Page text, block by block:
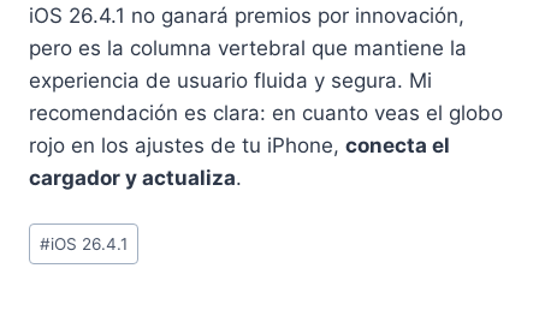
iOS 26.4.1 no ganará premios por innovación,
pero es la columna vertebral que mantiene la
experiencia de usuario fluida y segura. Mi
recomendación es clara: en cuanto veas el globo
rojo en los ajustes de tu iPhone, conecta el
cargador y actualiza.
Etiquetas
de
#iOS 26.4.1